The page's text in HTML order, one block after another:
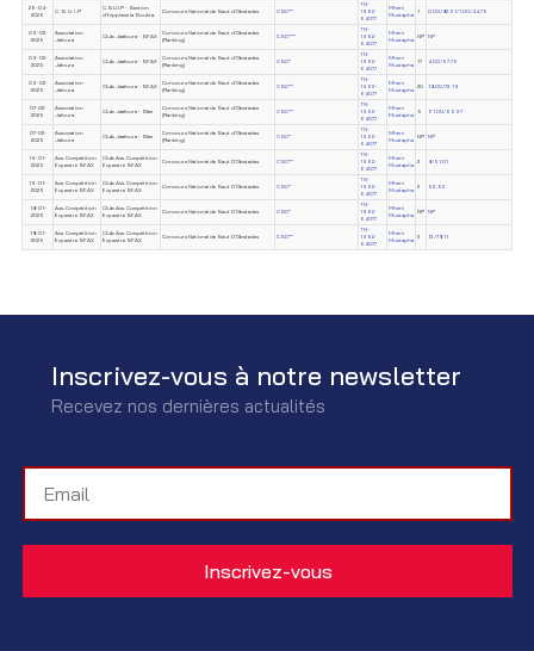
26-04-
2025
C. S. U. I .P
C.S.U.I.P - Section
d'hippisme la Soukra.
Concours National de Saut d'Obstacles CSO**
TN-
1962-
64077
Mheni
Mustapha
1 0.00/82.51/1.00/44.75
09-02-
2025
Association
Jafoura
Club Jaafoura - SFAX
Concours National de Saut d'Obstacles
(Ranking)
CSO***
TN-
1962-
64077
Mheni
Mustapha
NP NP
09-02-
2025
Association
Jafoura
Club Jaafoura - SFAX
Concours National de Saut d'Obstacles
(Ranking)
CSO*
TN-
1962-
64077
Mheni
Mustapha
17 4.00/57.76
09-02-
2025
Association
Jafoura
Club Jaafoura - SFAX
Concours National de Saut d'Obstacles
(Ranking)
CSO**
TN-
1962-
64077
Mheni
Mustapha
20 18.00/73.19
07-02-
2025
Association
Jafoura
Club Jaafoura - Sfax
Concours National de Saut d'Obstacles
(Ranking)
CSO**
TN-
1962-
64077
Mheni
Mustapha
5 61.00/66.37
07-02-
2025
Association
Jafoura
Club Jaafoura - Sfax
Concours National de Saut d'Obstacles
(Ranking)
CSO*
TN-
1962-
64077
Mheni
Mustapha
NP NP
19-01-
2025
Ass. Compétition
Equestre SFAX
Club Ass. Compétition
Equestre SFAX
Concours National de Saut D'Obstacles CSO**
TN-
1962-
64077
Mheni
Mustapha
2 8/51.01
19-01-
2025
Ass. Compétition
Equestre SFAX
Club Ass. Compétition
Equestre SFAX
Concours National de Saut D'Obstacles CSO*
TN-
1962-
64077
Mheni
Mustapha
2 53.63
18-01-
2025
Ass. Compétition
Equestre SFAX
Club Ass. Compétition
Equestre SFAX
Concours National de Saut D'Obstacles CSO*
TN-
1962-
64077
Mheni
Mustapha
NP NP
18-01-
2025
Ass. Compétition
Equestre SFAX
Club Ass. Compétition
Equestre SFAX
Concours National de Saut D'Obstacles CSO**
TN-
1962-
64077
Mheni
Mustapha
3 13/78.11
Inscrivez-vous à notre newsletter
Recevez nos dernières actualités